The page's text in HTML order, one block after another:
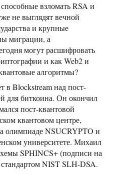
взломать RSA и
не выглядят вечной
и крупные
миграции, а
могут расшифровать
и как Web2 и
алгоритмы?
в Blockstream над пост-
для биткоина. Он окончил
пост-квантовой
квантовом центре,
олимпиаде NSUCRYPTO и
университете. Михаил
SPHINCS+ (подписи на
NIST SLH-DSA.